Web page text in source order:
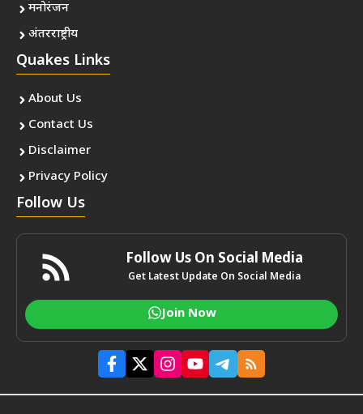
मनोरंजन
अंतरराष्ट्रीय
Quakes Links
About Us
Contact Us
Disclaimer
Privacy Policy
Follow Us
Follow Us On Social Media
Get Latest Update On Social Media
Join Now